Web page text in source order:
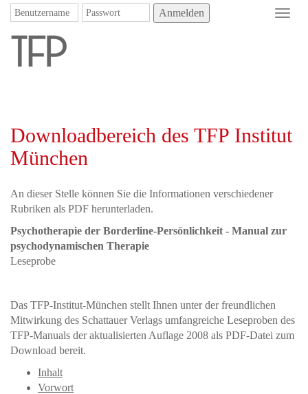
Anmelden
Downloadbereich des TFP Institut
München
An dieser Stelle können Sie die Informationen verschiedener
Rubriken als PDF herunterladen.
Psychotherapie der Borderline-Persönlichkeit - Manual zur
psychodynamischen Therapie
Leseprobe
Das TFP-Institut-München stellt Ihnen unter der freundlichen
Mitwirkung des Schattauer Verlags umfangreiche Leseproben des
TFP-Manuals der aktualisierten Auflage 2008 als PDF-Datei zum
Download bereit.
Inhalt
Vorwort